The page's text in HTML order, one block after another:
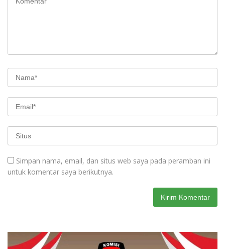
Simpan nama, email, dan situs web saya pada peramban ini
untuk komentar saya berikutnya.